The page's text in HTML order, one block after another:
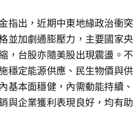
指出，近期中東地緣政治衝突
並加劇通膨壓力，主要國家央
，台股亦隨美股出現震盪。不
穩定能源供應、民生物價與供
基本面穩健，內需動能持續、
與企業獲利表現良好，均有助